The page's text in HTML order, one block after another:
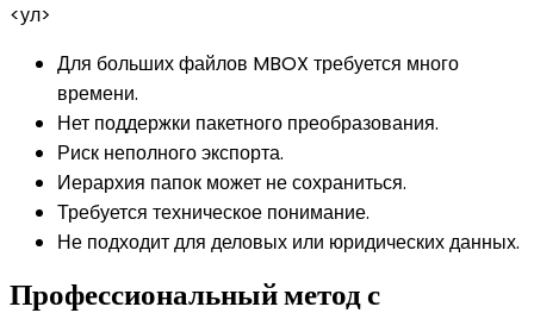
<ул>
Для больших файлов MBOX требуется много
времени.
Нет поддержки пакетного преобразования.
Риск неполного экспорта.
Иерархия папок может не сохраниться.
Требуется техническое понимание.
Не подходит для деловых или юридических данных.
Профессиональный метод с